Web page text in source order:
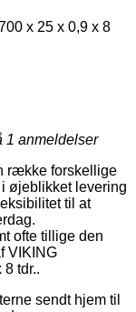
x 25 x 0,9 x 8
1 anmeldelser
række forskellige
øjeblikket levering
til at
ofte tillige den
VIKING
tdr..
sendt hjem til